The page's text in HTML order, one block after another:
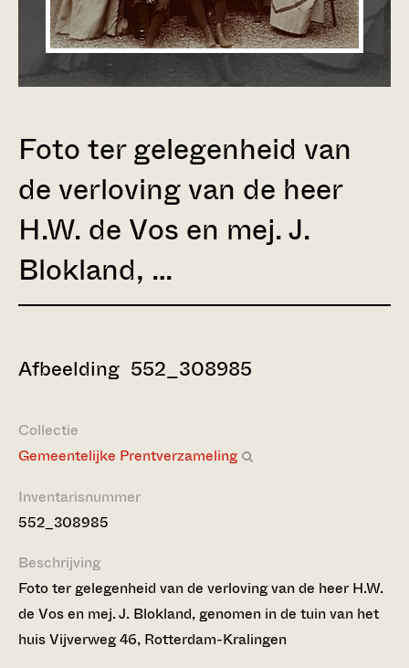
Foto ter gelegenheid van
de verloving van de heer
H.W. de Vos en mej. J.
Blokland, …
Afbeelding 552_308985
Collectie
Gemeentelijke Prentverzameling
Inventarisnummer
552_308985
Beschrijving
Foto ter gelegenheid van de verloving van de heer H.W.
de Vos en mej. J. Blokland, genomen in de tuin van het
huis Vijverweg 46, Rotterdam-Kralingen